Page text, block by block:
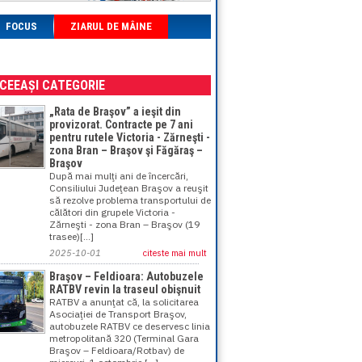
FOCUS ZIARUL DE MÂINE
CATEGORIE
„Rata de Braşov” a ieşit din
provizorat. Contracte pe 7 ani
pentru rutele Victoria - Zărneşti -
zona Bran – Braşov şi Făgăraş –
Braşov
După mai mulţi ani de încercări,
Consiliului Judeţean Braşov a reuşit
să rezolve problema transportului de
călători din grupele Victoria -
Zărneşti - zona Bran – Braşov (19
trasee)[...]
2025-10-01 citeste mai mult
Braşov – Feldioara: Autobuzele
RATBV revin la traseul obişnuit
RATBV a anunţat că, la solicitarea
Asociaţiei de Transport Braşov,
autobuzele RATBV ce deservesc linia
metropolitană 320 (Terminal Gara
Braşov – Feldioara/Rotbav) de